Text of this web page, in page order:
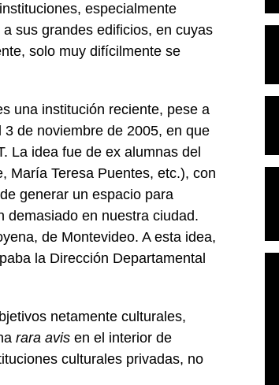
especialmente
sus grandes edificios, en cuyas
solo muy difícilmente se
una institución reciente, pese a
de noviembre de 2005, en que
La idea fue de ex alumnas del
María Teresa Puentes, etc.), con
generar un espacio para
demasiado en nuestra ciudad.
de Montevideo. A esta idea,
la Dirección Departamental
netamente culturales,
rara avis en el interior de
culturales privadas, no